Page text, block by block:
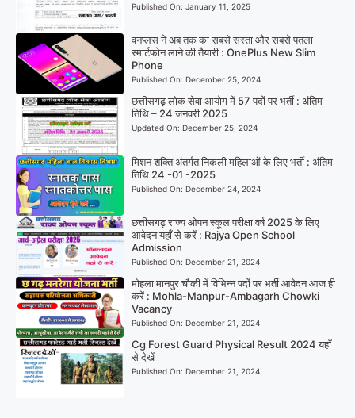
Published On:January 11, 2025
वनप्लस ने अब तक का सबसे सस्ता और सबसे पतला
स्मार्टफोन लाने की तैयारी : OnePlus New Slim
Phone
Published On: December 25, 2024
छत्तीसगढ़ लोक सेवा आयोग में 57 पदों पर भर्ती : अंतिम
तिथि – 24 जनवरी 2025
Updated On:December 25, 2024
मिशन शक्ति अंतर्गत निकली महिलाओं के लिए भर्ती : अंतिम
तिथि 24 -01 -2025
Published On:December 24, 2024
छत्तीसगढ़ राज्य ओपन स्कूल परीक्षा वर्ष 2025 के लिए
आवेदन यहाँ से करें : Rajya Open School
Admission
Published On: December 21, 2024
मोहला मानपुर चौकी में विभिन्न पदों पर भर्ती आवेदन आज ही
करें : Mohla-Manpur-Ambagarh Chowki
Vacancy
Published On:December 21, 2024
Cg Forest Guard Physical Result 2024 यहाँ
से देखें
Published On:December 21, 2024